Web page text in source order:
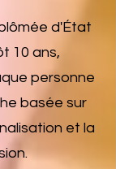
d'État
10 ans,
personne
basée sur
et la